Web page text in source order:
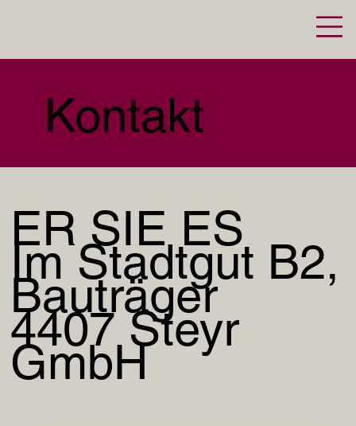
Kontakt
ER SIE ES
Bauträger
GmbH
Im Stadtgut B2,
4407 Steyr